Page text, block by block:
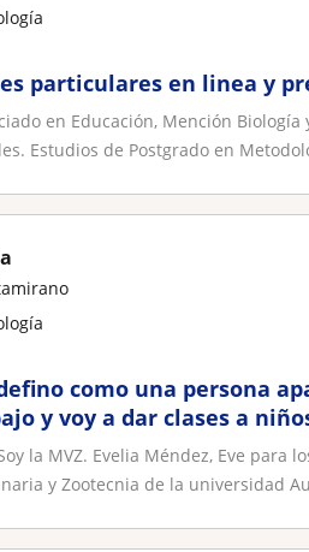
particulares en linea y
en Educación, Mención
Estudios de Postgrado en
como una persona
y voy a dar clases a
la MVZ. Evelia Méndez, Eve para
y Zootecnia de la universidad